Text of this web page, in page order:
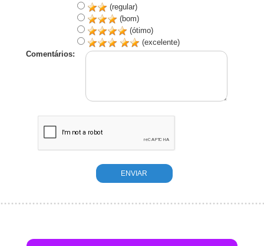
(regular)
(bom)
(ótimo)
(excelente)
Comentários: